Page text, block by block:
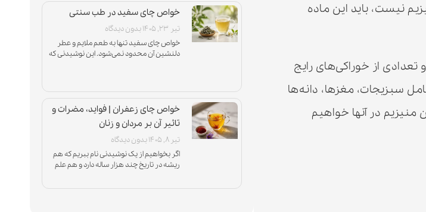
نیست، باید این ماده
از خوراکی‌های رایج
سبزیجات، مغزها، دانه‌ها
در آنها خواهیم
خواص چای سفید در طب سنتی
تیر ۲۳, ۱۴۰۵
بدون دیدگاه
خواص چای سفید تنها به طعم ملایم و عطر
دلنشین آن محدود نمی‌شود. این نوشیدنی که
خواص چای زعفران | فواید، مضرات و
تاثیر آن بر مردان و زنان
تیر ۸, ۱۴۰۵
بدون دیدگاه
اگر بخواهیم از یک نوشیدنی نام ببریم که هم
ریشه در تاریخ چند هزار ساله دارد و هم علم